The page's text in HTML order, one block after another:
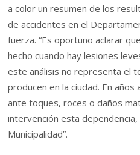
a color un resumen de los
de accidentes en el
fuerza. “Es oportuno aclarar
hecho cuando hay lesiones
este análisis no representa el
producen en la ciudad. En
ante toques, roces o daños
intervención esta
Municipalidad”.